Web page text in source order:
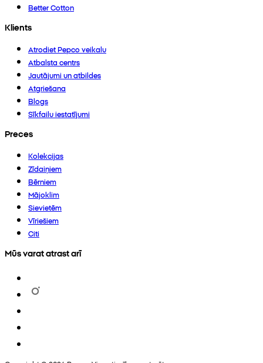
Better Cotton
Klients
Atrodiet Pepco veikalu
Atbalsta centrs
Jautājumi un atbildes
Atgriešana
Blogs
Sīkfailu iestatījumi
Preces
Kolekcijas
Zīdaiņiem
Bērniem
Mājoklim
Sievietēm
Vīriešiem
Citi
Mūs varat atrast arī